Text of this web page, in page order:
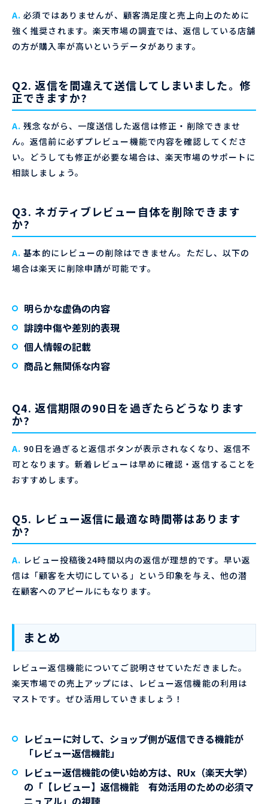
A.必須ではありませんが、顧客満足度と売上向上のために
強く推奨されます。楽天市場の調査では、返信している店舗
の方が購入率が高いというデータがあります。
Q2. 返信を間違えて送信してしまいました。修
正できますか?
A.残念ながら、一度送信した返信は修正・削除できませ
ん。返信前に必ずプレビュー機能で内容を確認してくださ
い。どうしても修正が必要な場合は、楽天市場のサポートに
相談しましょう。
Q3. ネガティブレビュー自体を削除できます
か?
A.基本的にレビューの削除はできません。ただし、以下の
場合は楽天に削除申請が可能です。
明らかな虚偽の内容
誹謗中傷や差別的表現
個人情報の記載
商品と無関係な内容
Q4. 返信期限の90日を過ぎたらどうなります
か?
A. 90日を過ぎると返信ボタンが表示されなくなり、返信不
可となります。新着レビューは早めに確認・返信することを
おすすめします。
Q5. レビュー返信に最適な時間帯はあります
か?
A. レビュー投稿後24時間以内の返信が理想的です。早い返
信は「顧客を大切にしている」という印象を与え、他の潜
在顧客へのアピールにもなります。
まとめ
レビュー返信機能についてご説明させていただきました。
楽天市場での売上アップには、レビュー返信機能の利用は
マストです。ぜひ活用していきましょう！
レビューに対して、ショップ側が返信できる機能が
「レビュー返信機能」
レビュー返信機能の使い始め方は、RUx（楽天大学）
の「【レビュー】返信機能 有効活用のための必須マ
ニュアル」の視聴